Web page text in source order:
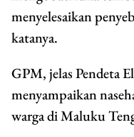
menyelesaikan
katanya.
GPM, jelas Pendeta
menyampaikan
warga di Maluku